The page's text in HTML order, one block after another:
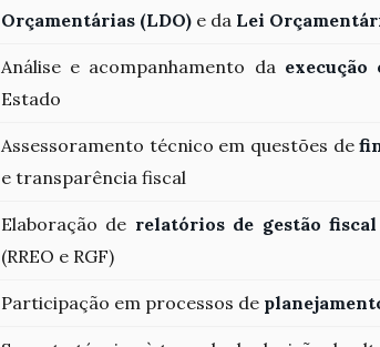
Orçamentárias (LDO) e da Lei
Análise e acompanhamento da
Estado
Assessoramento técnico em questões de
e transparência fiscal
Elaboração de relatórios de gestão fiscal
(RREO e RGF)
Participação em processos de